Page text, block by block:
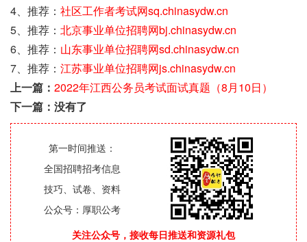
4、推荐： 社区工作者考试网sq.chinasydw.cn
5、推荐： 北京事业单位招聘网bj.chinasydw.cn
6、推荐： 山东事业单位招聘网sd.chinasydw.cn
7、推荐： 江苏事业单位招聘网js.chinasydw.cn
上一篇： 2022年江西公务员考试面试真题（8月10日）
下一篇：没有了
第一时间推送：
全国招聘招考信息
技巧、试卷、资料
公众号：厚职公考
关注公众号，接收每日推送和资源礼包